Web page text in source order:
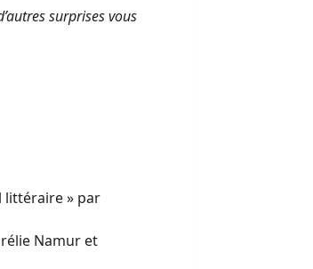
surprises vous
littéraire » par
Namur et